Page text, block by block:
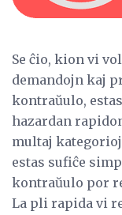
Se ĉio, kion vi
demandojn kaj
kontraŭulo,
hazardan
multaj
estas sufiĉe
kontraŭulo por
La pli rapida vi